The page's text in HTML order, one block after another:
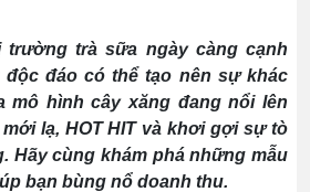
trường trà sữa ngày càng cạnh
đáo có thể tạo nên sự khác
mô hình cây xăng đang nổi lên
lạ, HOT HIT và khơi gợi sự tò
Hãy cùng khám phá những mẫu
bạn bùng nổ doanh thu.